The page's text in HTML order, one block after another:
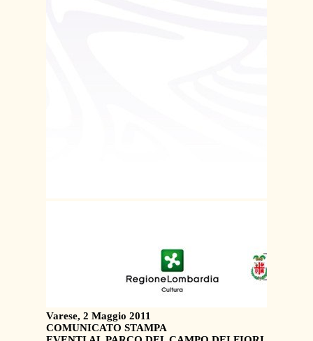
Varese, 2 Maggio 2011
COMUNICATO STAMPA